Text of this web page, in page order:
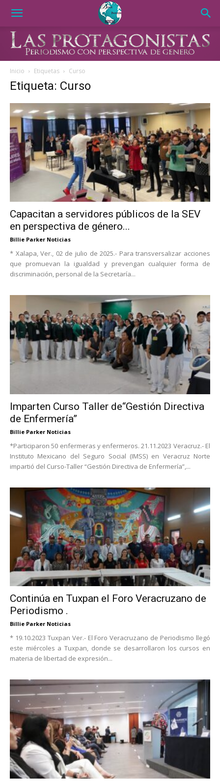
Inicio Etiquetas Curso
Etiqueta: Curso
Capacitan a servidores públicos de la SEV
en perspectiva de género...
Billie Parker Noticias
* Xalapa, Ver., 02 de julio de 2025.- Para transversalizar acciones
que promuevan la igualdad y prevengan cualquier forma de
discriminación, personal de la Secretaría...
Imparten Curso Taller de“Gestión Directiva
de Enfermería”
Billie Parker Noticias
*Participaron 50 enfermeras y enfermeros. 21.11.2023 Veracruz.- El
Instituto Mexicano del Seguro Social (IMSS) en Veracruz Norte
impartió del Curso-Taller “Gestión Directiva de Enfermería”,...
Continúa en Tuxpan el Foro Veracruzano de
Periodismo .
Billie Parker Noticias
* 19.10.2023 Tuxpan Ver.- El Foro Veracruzano de Periodismo llegó
este miércoles a Tuxpan, donde se desarrollaron los cursos en
materia de libertad de expresión...